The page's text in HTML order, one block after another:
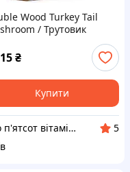
Wood Turkey Tail
/ Трутовик
₴
Купити
Cто п'ятсот вітамінів
5